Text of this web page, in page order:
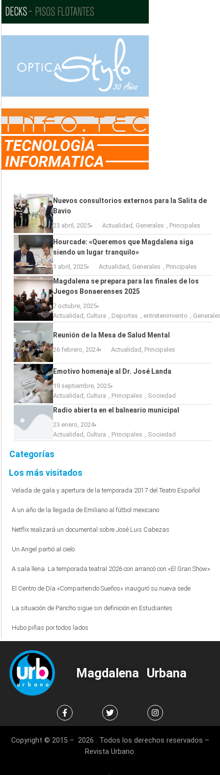
Nuevos consultorios externos para la Salita de
Bavio
23 abril, 2025 Actualidad , Generales , Principales
Hourcade: «Queremos que Magdalena siga
siendo un lugar tranquilo»
1 abril, 2025 Actualidad , Generales , Principales
Magdalena se prepara para las finales de los
Juegos Bonaerenses 2025
7 octubre, 2025
Actualidad , Cultura , Deportes , entretenimiento ,
Reunión de la Mesa de Salud Mental
26 febrero, 2024 Actualidad Principales
Emotivo homenaje al Dr. José Landa
19 septiembre, 2025
Actualidad , Cultura , Principales , Sociedad
Radio abierta en el balneario municipal
23 enero, 2024
Actualidad , Cultura , Principales , Sociedad
Categorías
Los más visitados
Velada de gala y apertura de la temporada 2017 del Teatro Español
A un año de la llegada de Emiliano al fútbol mexicano
Netflix realizará un documental sobre José Luis Cabezas
Un Angel partió al cielo
A sala llena. La temporada teatral 2026 con arrancó con «El Gran Show»
El Centro de Día «Compartiendo Sueños» inauguró su nueva sede
La situación de Pancho sigue sin definición en Estudiantes
Hubo piñas por todos lados
Magdalena Urbana
Copyright © 2015 – 2026 . Todos los derechos reservados –
Revista Urbano.